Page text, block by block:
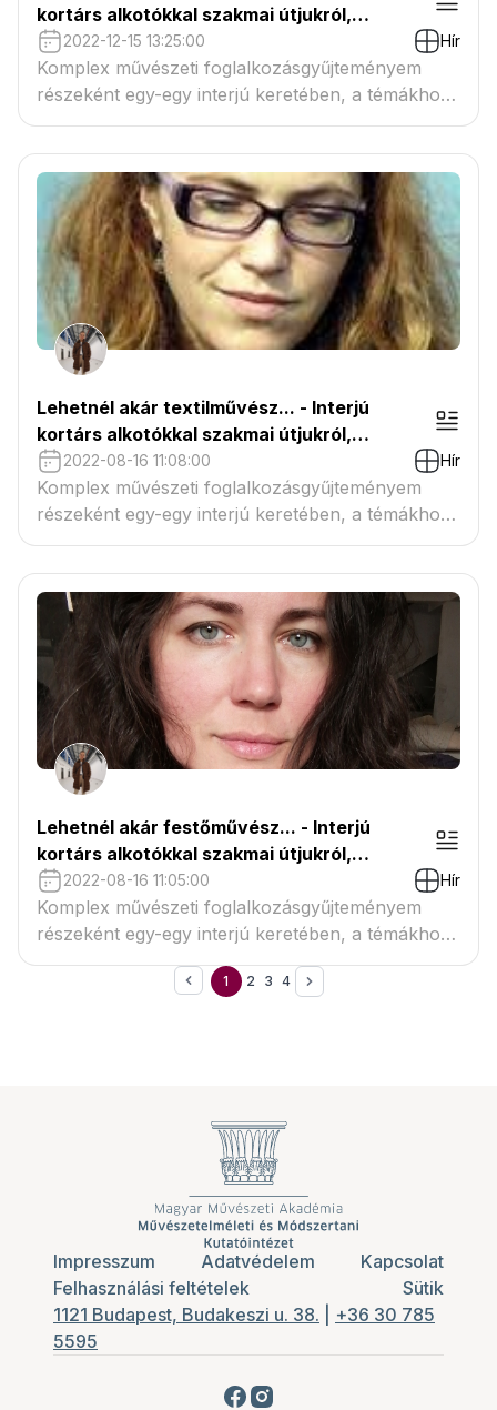
kortárs alkotókkal szakmai útjukról,
hivatásukról - Kutyifa Ágnes építész,
illusztrátor
2022-12-15 13:25:00 Hír
Komplex művészeti foglalkozásgyűjteményem
részeként egy-egy interjú keretében, a témákhoz
kapcsolódva kortárs alkotókat és hivatásokat
mutatok be a művészetek iránt fogékony
gyermekeknek. A Középkor világához
kapcsolódva beszélgettem Kutyifa Ágnes
építésszel, az építészeti kerámiák kutatójával.
Lehetnél akár textilművész... - Interjú
kortárs alkotókkal szakmai útjukról,
hivatásukról - Vigh Krisztina textilművész
2022-08-16 11:08:00 Hír
Komplex művészeti foglalkozásgyűjteményem
részeként egy-egy interjú keretében, a témákhoz
kapcsolódva kortárs alkotókat és szakmájukat
szeretném bemutatni a művészetek iránt
fogékony gyermekeknek. Célom a gyerekek
számára kevéssé ismert művészi hivatások
rejtelmeibe bepillantást engedni.
Lehetnél akár festőművész... - Interjú
kortárs alkotókkal szakmai útjukról,
hivatásukról - Verebics Kati festőművész
2022-08-16 11:05:00 Hír
Komplex művészeti foglalkozásgyűjteményem
részeként egy-egy interjú keretében, a témákhoz
kapcsolódva kortárs alkotókat és szakmájukat
szeretném bemutatni a művészetek iránt
1 2 3 4
Impresszum Adatvédelem
Kapcsolat
Felhasználási feltételek
Sütik
1121 Budapest, Budakeszi u. 38.
+36 30 785
5595